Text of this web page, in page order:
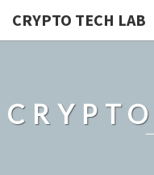
CRYPTO TECH LAB